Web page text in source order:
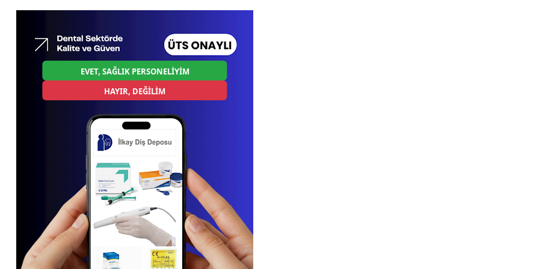
EVET, SAĞLIK PERSONELİYİM
HAYIR, DEĞİLİM